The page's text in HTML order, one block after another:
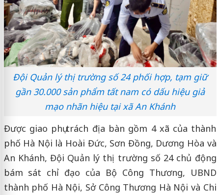
Đội Quản lý thị trường số 24 phối hợp, tạm giữ
gần 30.000 sản phẩm tất nam có dấu hiệu giả
mạo nhãn hiệu tại xã An Khánh
Được giao phụ trách địa bàn gồm 4 xã của thành
phố Hà Nội là Hoài Đức, Sơn Đồng, Dương Hòa và
An Khánh, Đội Quản lý thị trường số 24 chủ động
bám sát chỉ đạo của Bộ Công Thương, UBND
thành phố Hà Nội, Sở Công Thương Hà Nội và Chi